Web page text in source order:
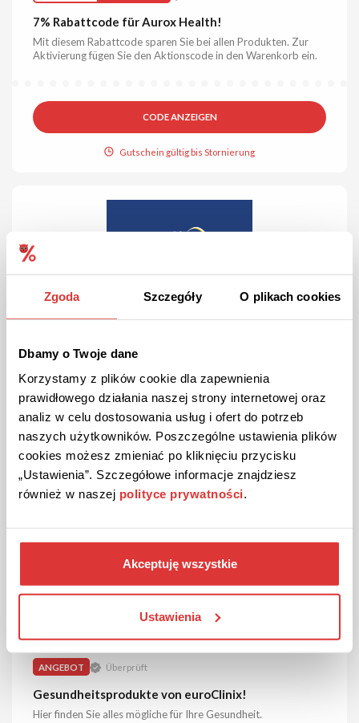
Zgoda Szczegóły O plikach cookies
Dbamy o Twoje dane
Korzystamy z plików cookie dla zapewnienia
prawidłowego działania naszej strony internetowej oraz
analiz w celu dostosowania usług i ofert do potrzeb
naszych użytkowników. Poszczególne ustawienia plików
cookies możesz zmieniać po kliknięciu przycisku
„Ustawienia”. Szczegółowe informacje znajdziesz
również w naszej polityce prywatności.
Akceptuję wszystkie
Ustawienia
7% Rabattcode für Aurox Health!
Mit diesem Rabattcode sparen Sie bei allen Produkten. Zur
Aktivierung fügen Sie den Aktionscode in den Warenkorb ein.
CODE ANZEIGEN
Gutschein gültig bis Stornierung
Rezepte ohne Arztbesuch dank euroClinix!
Sie müssen nicht mehr zum Arzt gehen, um ein Rezept zu
bekommen. Auf dieser Webseite bekommen Sie ganz einfach
das, was Sie brauchen, ohne Rezept.
ANGEBOT ANSEHEN
Gutschein gültig bis Stornierung
ANGEBOT Überprüft
Gesundheitsprodukte von euroClinix!
Hier finden Sie alles mögliche für Ihre Gesundheit.